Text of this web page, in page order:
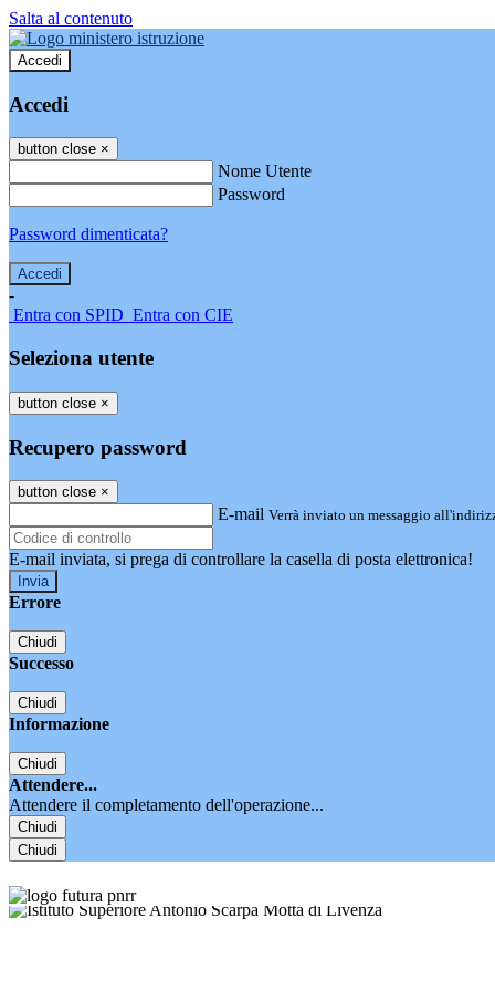
Salta al contenuto
Accedi
Accedi
button close ×
Nome Utente
Password
Password dimenticata?
-
Entra con SPID Entra con CIE
Seleziona utente
button close ×
Recupero password
button close ×
E-mail Verrà inviato un messaggio
E-mail inviata, si prega di controllare la casella di posta elettronica!
Errore
Chiudi
Successo
Chiudi
Informazione
Chiudi
Attendere...
Attendere il completamento dell'operazione...
Chiudi
Chiudi